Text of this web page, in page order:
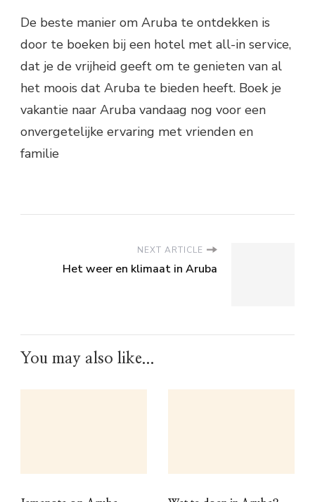
De beste manier om Aruba te ontdekken is
door te boeken bij een hotel met all-in service,
dat je de vrijheid geeft om te genieten van al
het moois dat Aruba te bieden heeft. Boek je
vakantie naar Aruba vandaag nog voor een
onvergetelijke ervaring met vrienden en
familie
NEXT ARTICLE
Het weer en klimaat in Aruba
You may also like...